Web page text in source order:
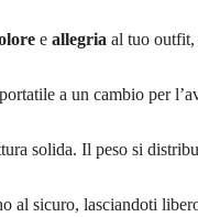
e allegria al tuo outfit,
a un cambio per
solida. Il peso si
al sicuro, lasciandoti